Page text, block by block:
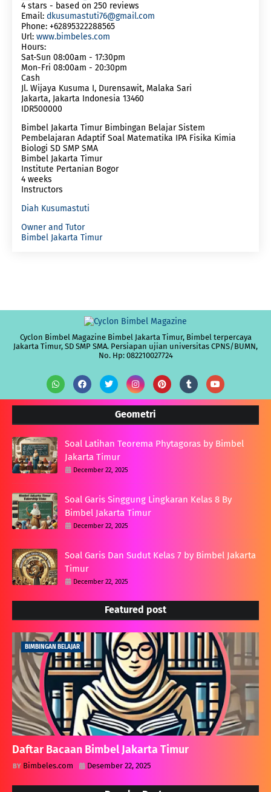
4 stars - based on 250 reviews
Email: dkusumastuti76@gmail.com
Phone: +62895322288565
Url: www.bimbeles.com
Hours:
Sat-Sun 08:00am - 17:30pm
Mon-Fri 08:00am - 20:30pm
Cash
Jl. Wijaya Kusuma I, Durensawit, Malaka Sari
Jakarta, Jakarta Indonesia 13460
IDR500000
Bimbel Jakarta Timur Bimbingan Belajar Sistem
Pembelajaran Adaptif Soal Matematika IPA Fisika Kimia
Biologi SD SMP SMA
Bimbel Jakarta Timur
Institute Pertanian Bogor
4 weeks
Instructors
Diah Kusumastuti
Owner and Tutor
Bimbel Jakarta Timur
Cyclon Bimbel Magazine Bimbel Jakarta Timur, Bimbel terpercaya
Jakarta Timur, SD SMP SMA. Persiapan ujian universitas CPNS/BUMN,
No. Hp: 082210027724
Geometri
Soal Latihan Teorema Phytagoras by Bimbel
Jakarta Timur
December 22, 2025
Soal Garis Singgung Lingkaran Kelas 8 By
Bimbel Jakarta Timur
December 22, 2025
Soal Garis Dan Sudut Kelas 7 by Bimbel Jakarta
Timur
December 22, 2025
Featured post
BIMBINGAN BELAJAR
Daftar Bacaan Bimbel Jakarta Timur
Bimbeles.com Desember 22, 2025